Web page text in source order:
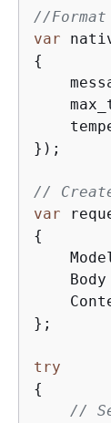
//
var
{
});
//
var
{
Body
};
try
{
//